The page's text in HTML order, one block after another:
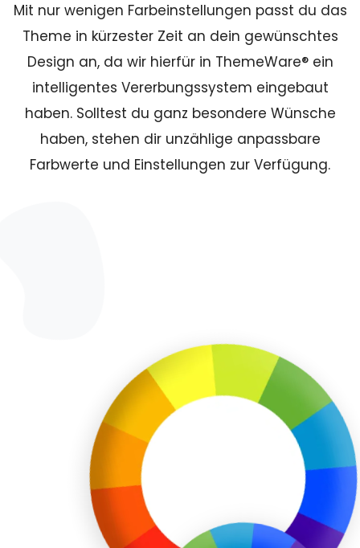
Mit nur wenigen Farbeinstellungen passt du das
Theme in kürzester Zeit an dein gewünschtes
Design an, da wir hierfür in ThemeWare® ein
intelligentes Vererbungssystem eingebaut
haben. Solltest du ganz besondere Wünsche
haben, stehen dir unzählige anpassbare
Farbwerte und Einstellungen zur Verfügung.